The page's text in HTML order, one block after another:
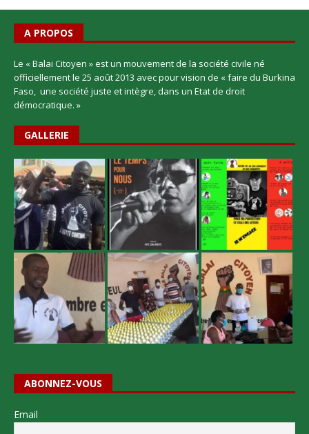
A PROPOS
Le « Balai Citoyen » est un mouvement de la société civile né
officiellement le 25 août 2013 avec pour vision de « faire du Burkina
Faso, une société juste et intègre, dans un Etat de droit
démocratique. »
GALLERIE
ABONNEZ-VOUS
Email